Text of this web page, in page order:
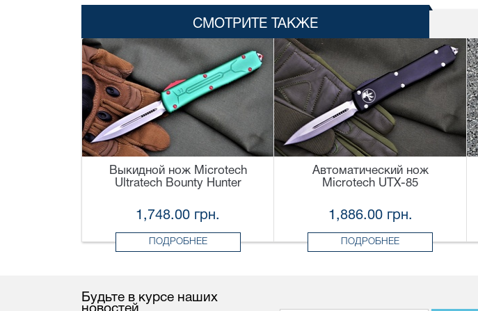
СМОТРИТЕ ТАКЖЕ
Выкидной нож Microtech
Ultratech Bounty Hunter
1,748.00 грн.
ПОДРОБНЕЕ
Автоматический нож
Microtech UTX-85
1,886.00 грн.
ПОДРОБНЕЕ
Будьте в курсе наших